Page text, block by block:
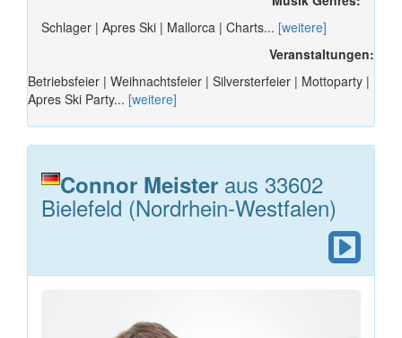
Schlager | Apres Ski | Mallorca | Charts... [weitere]
Veranstaltungen:
Betriebsfeier | Weihnachtsfeier | Silversterfeier | Mottoparty |
Apres Ski Party... [weitere]
Connor Meister aus 33602
Bielefeld (Nordrhein-Westfalen)